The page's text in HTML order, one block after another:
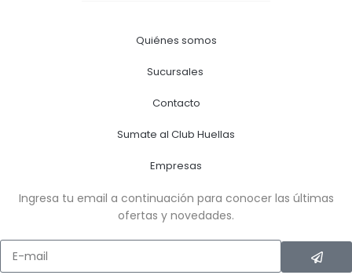
Quiénes somos
Sucursales
Contacto
Sumate al Club Huellas
Empresas
Ingresa tu email a continuación para conocer las últimas
ofertas y novedades.